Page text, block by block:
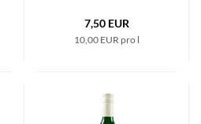
7,50 EUR
10,00 EUR pro l